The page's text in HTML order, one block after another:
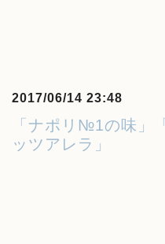
2017/06/14 23:48
「ナポリ№1の味」
ッツアレラ」